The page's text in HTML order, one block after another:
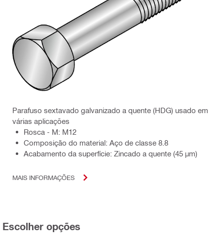
Parafuso sextavado galvanizado a quente (HDG) usado em
várias aplicações
Rosca - M: M12
Composição do material: Aço de classe 8.8
Acabamento da superfície: Zincado a quente (45 µm)
MAIS INFORMAÇÕES
Escolher opções